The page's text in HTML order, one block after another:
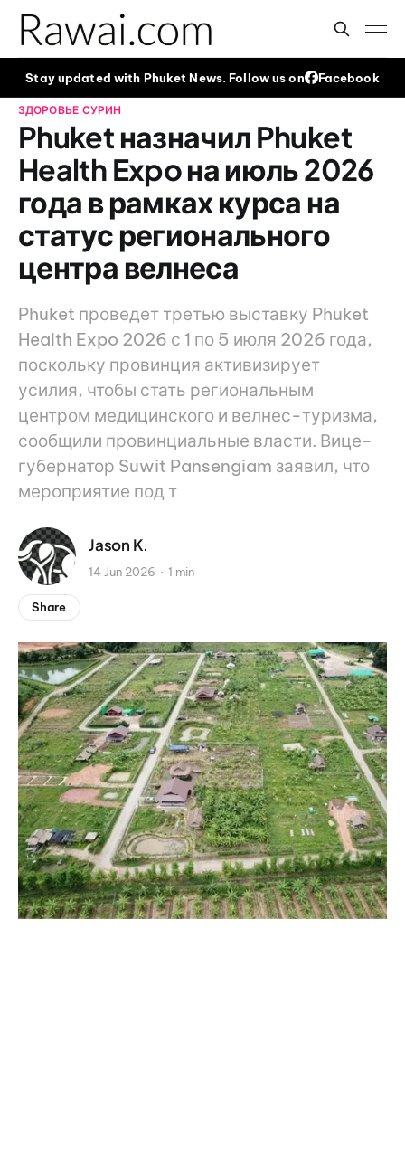
Stay updated with Phuket News. Follow us on Facebook
ЗДОРОВЬЕ СУРИН
Phuket назначил Phuket
Health Expo на июль 2026
года в рамках курса на
статус регионального
центра велнеса
Phuket проведет третью выставку Phuket
Health Expo 2026 с 1 по 5 июля 2026 года,
поскольку провинция активизирует
усилия, чтобы стать региональным
центром медицинского и велнес-туризма,
сообщили провинциальные власти. Вице-
губернатор Suwit Pansengiam заявил, что
мероприятие под т
Jason K.
14 Jun 2026 1 min
Share